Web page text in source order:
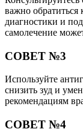
важно обратиться
диагностики и
самолечение
СОВЕТ №3
Используйте
снизить зуд и
рекомендациям
СОВЕТ №4